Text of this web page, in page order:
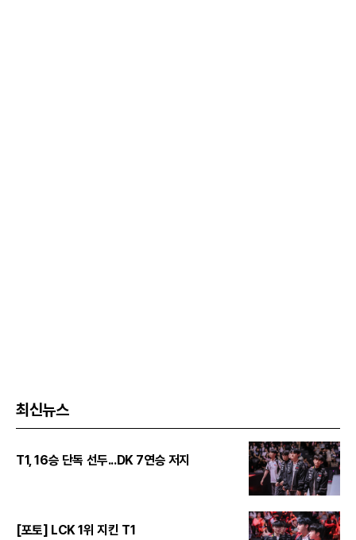
최신뉴스
T1, 16승 단독 선두...DK 7연승 저지
[포토] LCK 1위 지킨 T1